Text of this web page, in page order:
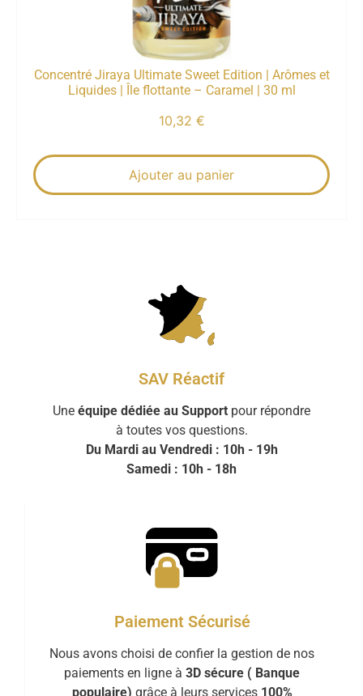
Concentré Jiraya Ultimate Sweet Edition | Arômes et
Liquides | Île flottante – Caramel | 30 ml
10,32 €
Ajouter au panier
SAV Réactif
Une équipe dédiée au Support pour répondre
à toutes vos questions.
Du Mardi au Vendredi : 10h - 19h
Samedi : 10h - 18h
Paiement Sécurisé
Nous avons choisi de confier la gestion de nos
paiements en ligne à 3D sécure ( Banque
populaire) grâce à leurs services 100%